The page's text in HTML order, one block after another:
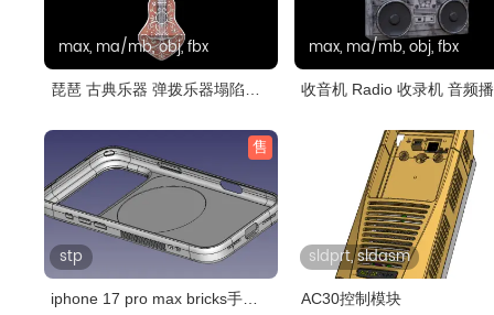
max, ma/mb, obj, fbx
琵琶 古典乐器 弹拨乐器塌陷模
max, ma/mb, obj, fbx
收音机 Radio 收录机 音频
售
stp
iphone 17 pro max bricks手机
sldprt, sldasm
AC30控制模块